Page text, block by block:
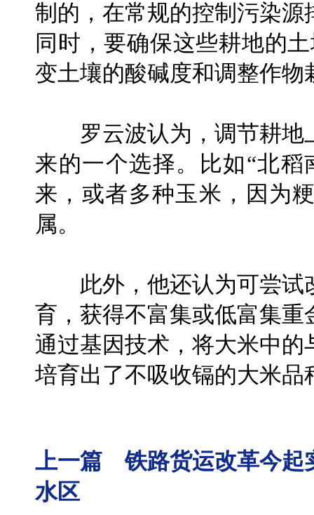
制的，在常规的控制污染
同时，要确保这些耕地的
变土壤的酸碱度和调整作物
罗云波认为，调节耕地
来的一个选择。比如“北
来，或者多种玉米，因为
属。
此外，他还认为可尝试
育，获得不富集或低富集
通过基因技术，将大米中
培育出了不吸收镉的大米品
上一篇 铁路货运改革今起
水区